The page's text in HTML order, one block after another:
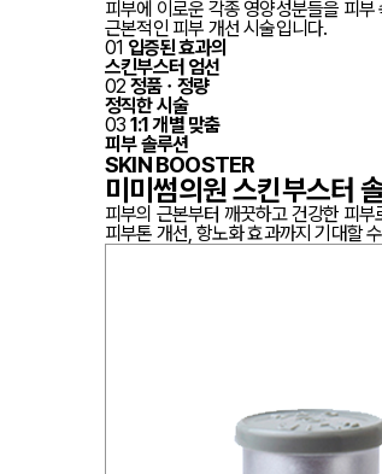
피부에 이로운 각종 영양성분들을 피
근본적인 피부 개선 시술입니다.
01 입증된 효과의
스킨부스터 엄선
02 정품ㆍ정량
정직한 시술
03 1:1 개별 맞춤
피부 솔루션
SKIN BOOSTER
미미썸의원스킨부스터
피부의 근본부터 깨끗하고 건강한 피
피부톤 개선, 항노화 효과까지 기대할